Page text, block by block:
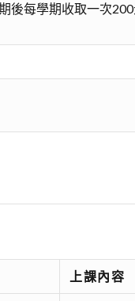
後每學期收取一次
上課內容